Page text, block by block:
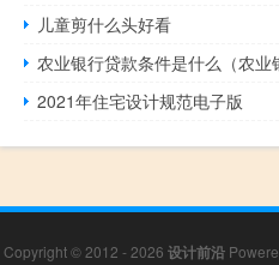
儿童剪什么头好看
农业银行贷款条件是什么（农业
2021年住宅设计规范电子版
Copyright © 2012 - 2026 设计前沿